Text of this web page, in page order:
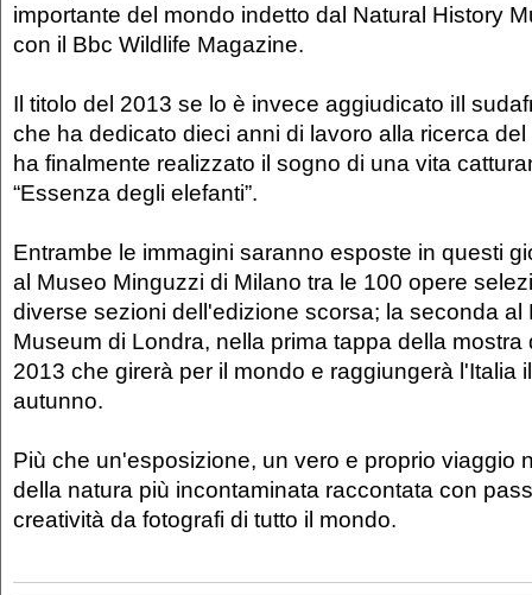
importante del mondo indetto dal Natural History
con il Bbc Wildlife Magazine.
Il titolo del 2013 se lo è invece aggiudicato iIl
che ha dedicato dieci anni di lavoro alla ricerca del
ha finalmente realizzato il sogno di una vita
“Essenza degli elefanti”.
Entrambe le immagini saranno esposte in questi
al Museo Minguzzi di Milano tra le 100 opere
diverse sezioni dell'edizione scorsa; la seconda al
Museum di Londra, nella prima tappa della mostra
2013 che girerà per il mondo e raggiungerà l'Italia
autunno.
Più che un'esposizione, un vero e proprio viaggio
della natura più incontaminata raccontata con
creatività da fotografi di tutto il mondo.